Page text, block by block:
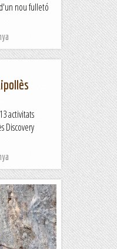
nou fulletó
activitats
Discovery